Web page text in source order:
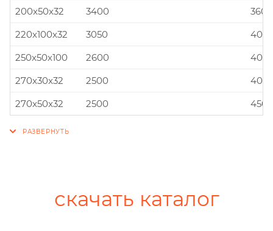
200x50x32
3400
220x100x32
3050
250x50x100
2600
270x30x32
2500
270x50x32
2500
скачать каталог